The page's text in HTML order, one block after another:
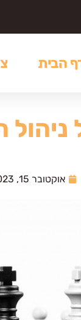
הבית
אוקטובר 15, 2023